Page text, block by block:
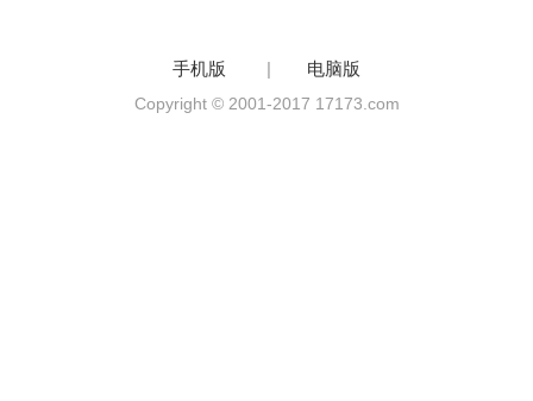
手机版 | 电脑版
Copyright © 2001-2017 17173.com